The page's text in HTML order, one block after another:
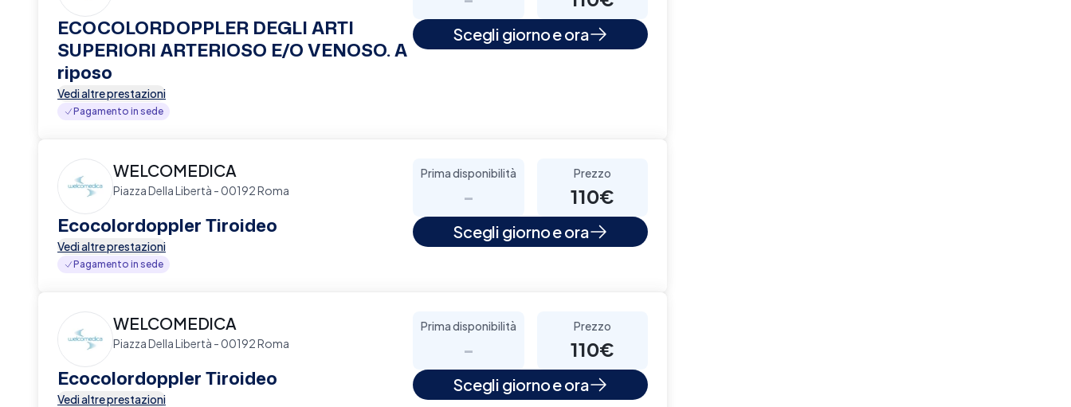
ECOCOLORDOPPLER DEGLI ARTI
SUPERIORI ARTERIOSO E/O VENOSO. A
riposo
Vedi altre prestazioni
Pagamento in sede
Scegli giorno e ora
WELCOMEDICA
Piazza Della Libertà - 00192 Roma
Ecocolordoppler Tiroideo
Vedi altre prestazioni
Pagamento in sede
Prima disponibilità
-
Prezzo
110€
Scegli giorno e ora
WELCOMEDICA
Piazza Della Libertà - 00192 Roma
Ecocolordoppler Tiroideo
Vedi altre prestazioni
Prima disponibilità
-
Prezzo
110€
Scegli giorno e ora